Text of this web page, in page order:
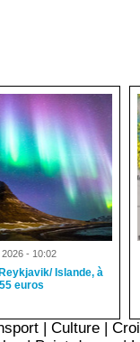
2026 - 10:02
Islande, à
euros
|Culture |